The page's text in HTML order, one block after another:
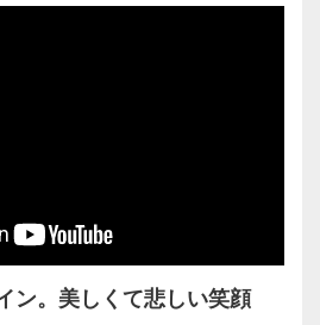
ン。美しくて悲しい笑顔